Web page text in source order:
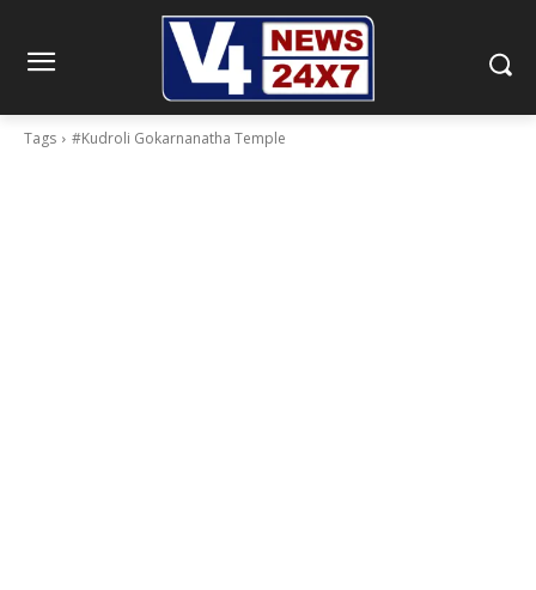
Tags #Kudroli Gokarnanatha Temple